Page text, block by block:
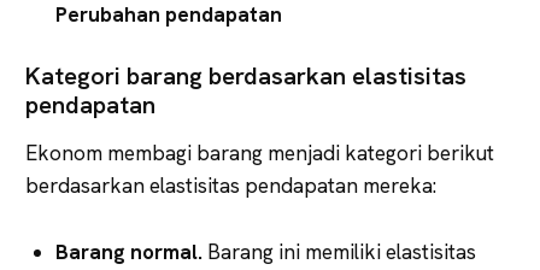
Perubahan pendapatan
Kategori barang berdasarkan elastisitas
pendapatan
Ekonom membagi barang menjadi kategori berikut
berdasarkan elastisitas pendapatan mereka:
Barang normal. Barang ini memiliki elastisitas